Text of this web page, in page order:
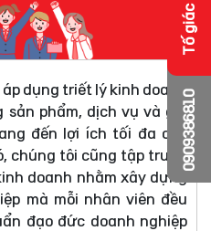
dụng triết lý kinh doanh
phẩm, dịch vụ và giá
đến lợi ích tối đa cho
chúng tôi cũng tập trung
doanh nhằm xây dựng
mà mỗi nhân viên đều
đạo đức doanh nghiệp
0909386810
Tố giác